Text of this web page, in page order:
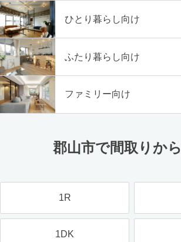
ひとり暮らし向け
ふたり暮らし向け
ファミリー向け
郡山市で間取りか
1R
1DK